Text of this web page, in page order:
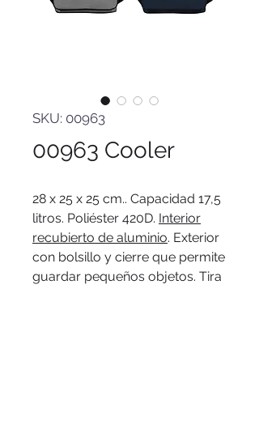
SKU: 00963
00963 Cooler
28 x 25 x 25 cm.. Capacidad 17,5
litros. Poliéster 420D. Interior
recubierto de aluminio. Exterior
con bolsillo y cierre que permite
guardar pequeños objetos. Tira